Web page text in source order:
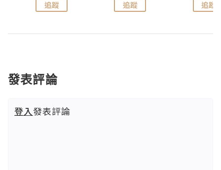
追蹤 追蹤 追蹤
發表評論
登入發表評論